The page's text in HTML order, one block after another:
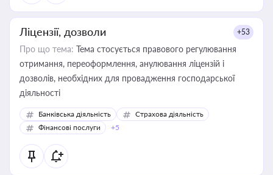
Ліцензії, дозволи +53
Про що тема: Тема стосується правового регулювання
отримання, переоформлення, анулювання ліцензій і
дозволів, необхідних для провадження господарської
діяльності
Банківська діяльність
Страхова діяльність
Фінансові послуги
+5